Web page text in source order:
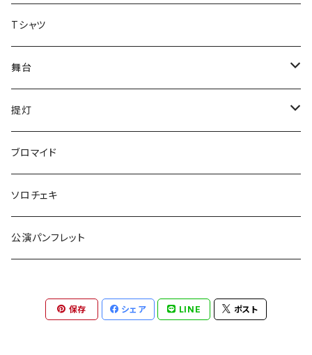
Tシャツ
舞台
have life
五色ロケットえんぴつ
『F・＋2』
激熱
OvObインプロライブ！！
提灯
have life
ご自宅発送
ご自宅発送以外
五色ロケットえんぴつ
ご自宅発送
守りたいのはなんですか。
舞台「激熱」2022
ブロマイド
ソロチェキ
公演パンフレット
保存 シェア LINE ポスト